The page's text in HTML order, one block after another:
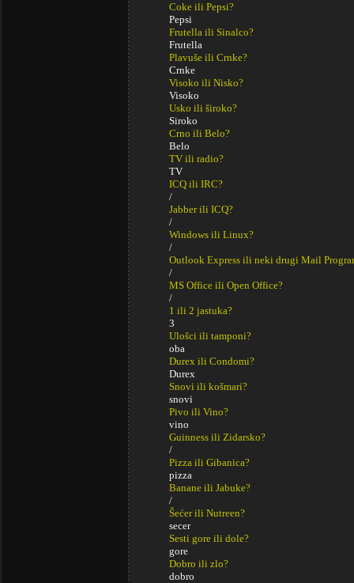
Coke ili Pepsi?
Pepsi
Frutella ili Sinalco?
Frutella
Plavuše ili Crnke?
Crnke
Visoko ili Nisko?
Visoko
Usko ili široko?
Siroko
Crno ili Belo?
Belo
TV ili radio?
TV
ICQ ili IRC?
/
Jabber ili ICQ?
/
Windows ili Linux?
/
Outlook Express ili neki drugi Mail
/
MS Office ili Open Office?
/
1 ili 2 jastuka?
3
Ulošci ili tamponi?
oba
Durex ili Condomi?
Durex
Snovi ili košmari?
snovi
Pivo ili Vino?
vino
Guinness ili Zidarsko?
/
Pizza ili Gibanica?
pizza
Banane ili Jabuke?
/
Šećer ili Nutreen?
secer
Sesti gore ili dole?
gore
Dobro ili zlo?
dobro